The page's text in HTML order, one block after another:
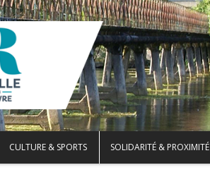
CULTURE & SPORTS SOLIDARITÉ & PROXIMITÉ